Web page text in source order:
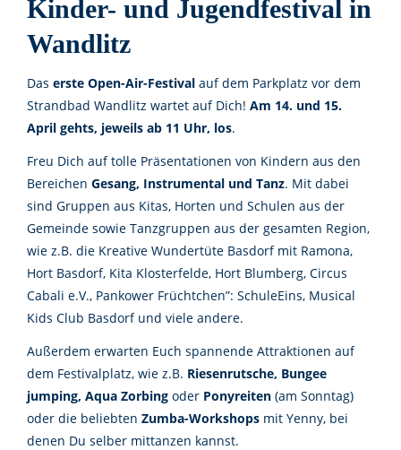
Kinder- und Jugendfestival in
Wandlitz
Das erste Open-Air-Festival auf dem Parkplatz vor dem
Strandbad Wandlitz wartet auf Dich! Am 14. und 15.
April gehts, jeweils ab 11 Uhr, los.
Freu Dich auf tolle Präsentationen von Kindern aus den
Bereichen Gesang, Instrumental und Tanz. Mit dabei
sind Gruppen aus Kitas, Horten und Schulen aus der
Gemeinde sowie Tanzgruppen aus der gesamten Region,
wie z.B. die Kreative Wundertüte Basdorf mit Ramona,
Hort Basdorf, Kita Klosterfelde, Hort Blumberg, Circus
Cabali e.V., Pankower Früchtchen”: SchuleEins, Musical
Kids Club Basdorf und viele andere.
Außerdem erwarten Euch spannende Attraktionen auf
dem Festivalplatz, wie z.B. Riesenrutsche, Bungee
jumping, Aqua Zorbing oder Ponyreiten (am Sonntag)
oder die beliebten Zumba-Workshops mit Yenny, bei
denen Du selber mittanzen kannst.